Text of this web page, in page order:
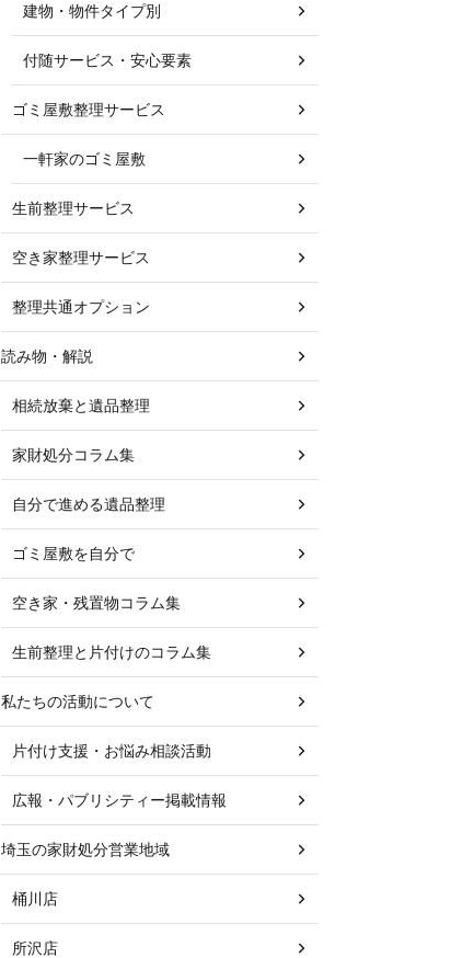
建物・物件タイプ別
付随サービス・安心要素
ゴミ屋敷整理サービス
一軒家のゴミ屋敷
生前整理サービス
空き家整理サービス
整理共通オプション
読み物・解説
相続放棄と遺品整理
家財処分コラム集
自分で進める遺品整理
ゴミ屋敷を自分で
空き家・残置物コラム集
生前整理と片付けのコラム集
私たちの活動について
片付け支援・お悩み相談活動
広報・パブリシティー掲載情報
埼玉の家財処分営業地域
桶川店
所沢店